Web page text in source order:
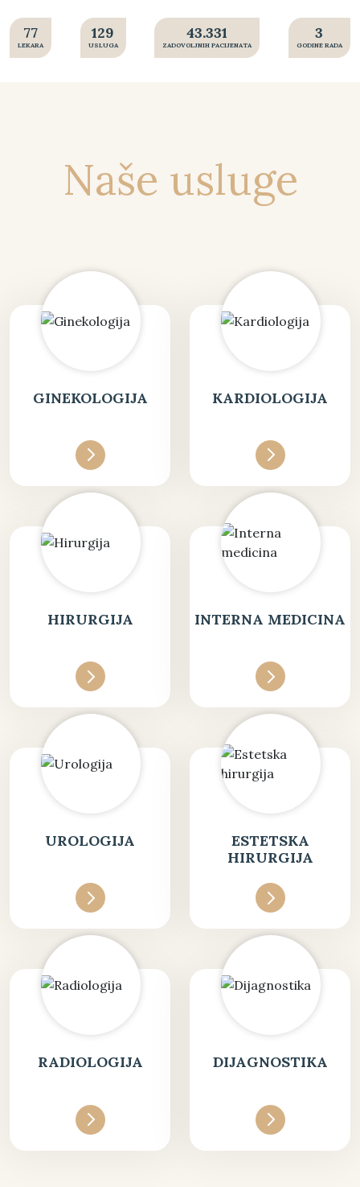
90
LEKARA
150
USLUGA
50.000
ZADOVOLJNIH PACIJENATA
4
GODINE RADA
Naše usluge
GINEKOLOGIJA KARDIOLOGIJA
HIRURGIJA INTERNA MEDICINA
UROLOGIJA
ESTETSKA
HIRURGIJA
RADIOLOGIJA DIJAGNOSTIKA